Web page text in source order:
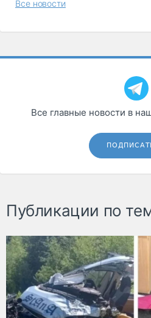
Все новости
Все главные новости в
Публикации по